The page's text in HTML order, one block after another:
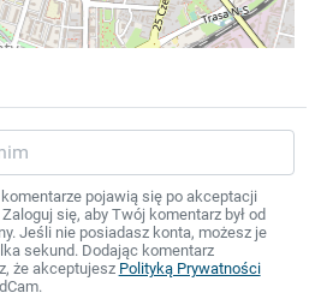
pojawią się po akceptacji
się, aby Twój komentarz był od
Jeśli nie posiadasz konta, możesz je
sekund. Dodając komentarz
że akceptujesz Polityką Prywatności